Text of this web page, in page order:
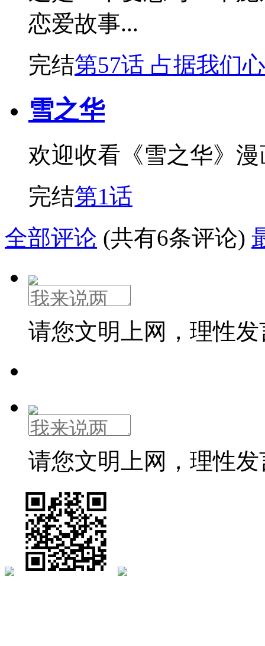
恋爱故事...
完结第57话 占据我们
雪之华
欢迎收看《雪之华》漫
完结第1话
全部评论 (共有6条评论)
请您文明上网，理性
请您文明上网，理性